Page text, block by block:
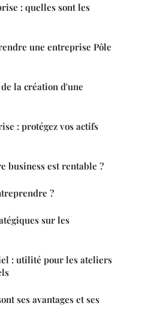
: quelles sont les
une entreprise Pôle
la création d'une
: protégez vos actifs
business est rentable ?
?
sur les
: utilité pour les ateliers
ses avantages et ses